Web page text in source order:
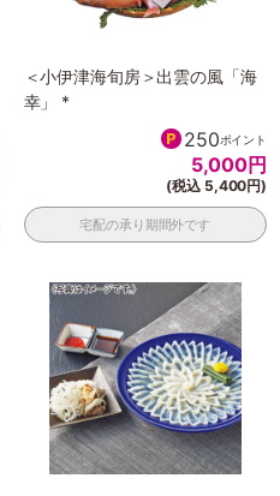
＜小伊津海旬房＞出雲の風「海
幸」 *
250ポイント
5,000円
(税込 5,400円)
宅配の承り期間外です